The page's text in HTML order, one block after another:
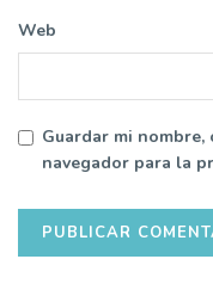
Web
Guardar mi
navegador para la